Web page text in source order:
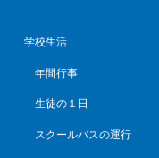
学校生活
年間行事
生徒の１日
スクールバスの運行